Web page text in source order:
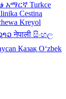
አማርኛ Turkce
Cestina
Kreyol
າວनेपाली සිංහල
Қазақ Oʻzbek